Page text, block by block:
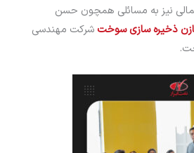
نیز به مسائلی همچون حسن
ذخیره سازی سوختشرکت مهندسی